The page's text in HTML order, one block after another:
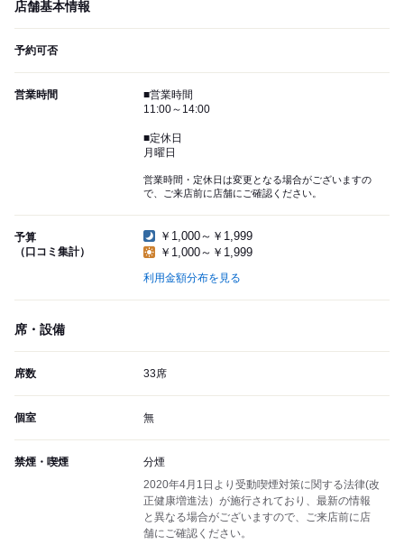
店舗基本情報
予約可否
営業時間
■営業時間
11:00～14:00
■定休日
月曜日
営業時間・定休日は変更となる場合がございますの
で、ご来店前に店舗にご確認ください。
予算
（口コミ集計）
￥1,000～￥1,999
￥1,000～￥1,999
利用金額分布を見る
席・設備
席数 33席
個室 無
禁煙・喫煙
分煙
2020年4月1日より受動喫煙対策に関する法律(改
正健康増進法）が施行されており、最新の情報
と異なる場合がございますので、ご来店前に店
舗にご確認ください。